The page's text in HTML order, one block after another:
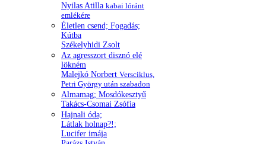
Nyilas Atilla kabai lóránt
emlékére
Életlen csend; Fogadás;
Kútba
Székelyhidi Zsolt
Az agresszort disznó elé
lökném
Malejkó Norbert Versciklus,
Petri György után szabadon
Almamag; Mosdókesztyű
Takács-Csomai Zsófia
Hajnali óda;
Látlak holnap?!;
Lucifer imája